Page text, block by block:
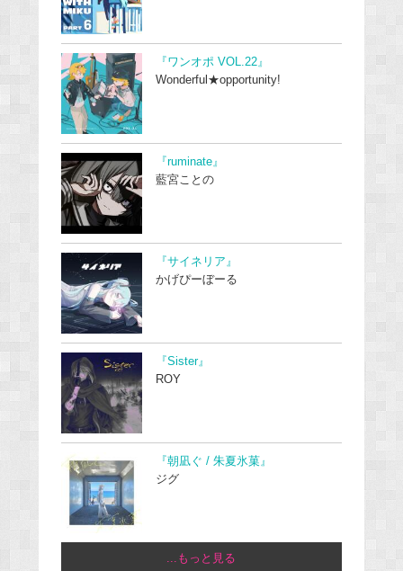
『ワンオポ VOL.22』
Wonderful★opportunity!
『ruminate』
藍宮ことの
『サイネリア』
かげぴーぼーる
『Sister』
ROY
『朝凪ぐ / 朱夏氷菓』
ジグ
...もっと見る